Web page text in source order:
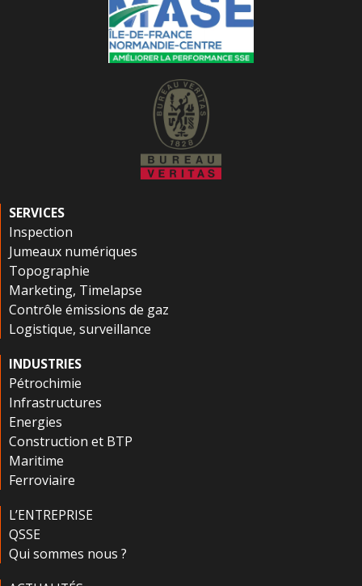
SERVICES
Inspection
Jumeaux numériques
Topographie
Marketing, Timelapse
Contrôle émissions de gaz
Logistique, surveillance
INDUSTRIES
Pétrochimie
Infrastructures
Energies
Construction et BTP
Maritime
Ferroviaire
L’ENTREPRISE
QSSE
Qui sommes nous ?